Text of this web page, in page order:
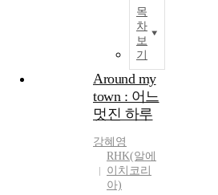
목
차
보
기
Around my
town : 어느
멋진 하루
강혜영
RHK(알에
이치코리
아)